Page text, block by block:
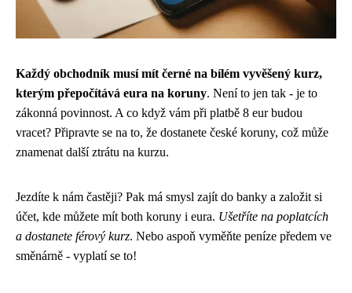
Každý obchodník musí mít černé na bílém vyvěšený kurz,
kterým přepočítává eura na koruny. Není to jen tak - je to
zákonná povinnost. A co když vám při platbě 8 eur budou
vracet? Připravte se na to, že dostanete české koruny, což může
znamenat další ztrátu na kurzu.
Jezdíte k nám častěji? Pak má smysl zajít do banky a založit si
účet, kde můžete mít both koruny i eura. Ušetříte na poplatcích
a dostanete férový kurz. Nebo aspoň vyměňte peníze předem ve
směnárně - vyplatí se to!